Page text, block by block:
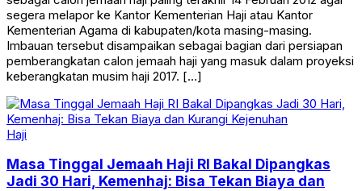
segera melapor ke Kantor Kementerian Haji atau Kantor
Kementerian Agama di kabupaten/kota masing-masing.
Imbauan tersebut disampaikan sebagai bagian dari persiapan
pemberangkatan calon jemaah haji yang masuk dalam proyeksi
keberangkatan musim haji 2017. […]
Haji
Masa Tinggal Jemaah Haji RI Bakal Dipangkas
Jadi 30 Hari, Kemenhaj: Bisa Tekan Biaya dan